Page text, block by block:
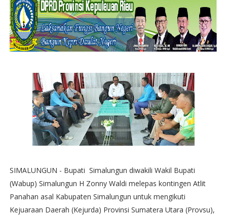
SIMALUNGUN - Bupati Simalungun diwakili Wakil Bupati
(Wabup) Simalungun H Zonny Waldi melepas kontingen Atlit
Panahan asal Kabupaten Simalungun untuk mengikuti
Kejuaraan Daerah (Kejurda) Provinsi Sumatera Utara (Provsu),